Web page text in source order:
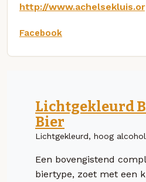
http://
Facebook
Lichtgekleurd
Bier
Lichtgekleurd, hoog alcohol
Een bovengistend
biertype, zoet met een